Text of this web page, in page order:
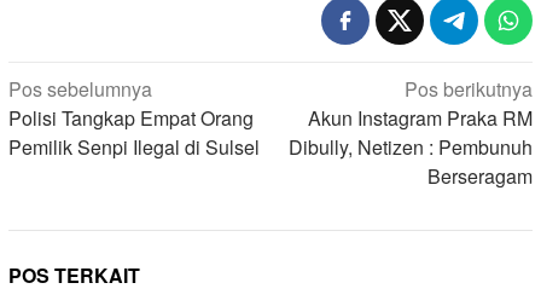
Navigasi
pos
Pos sebelumnya
Polisi Tangkap Empat Orang
Pemilik Senpi Ilegal di Sulsel
Pos berikutnya
Akun Instagram Praka RM
Dibully, Netizen : Pembunuh
Berseragam
POS TERKAIT